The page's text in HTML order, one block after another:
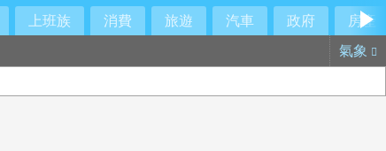
上班族 消費 旅遊 汽車 政府
房產
氣象